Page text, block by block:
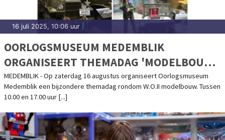
16 juli 2025, 10:06 uur
OORLOGSMUSEUM MEDEMBLIK
ORGANISEERT THEMADAG 'MODELBOUW'
- 16 AUGUSTUS 2025
MEDEMBLIK - Op zaterdag 16 augustus organiseert Oorlogsmuseum
Medemblik een bijzondere themadag rondom W.O.II modelbouw. Tussen
10.00 en 17.00 uur [...]